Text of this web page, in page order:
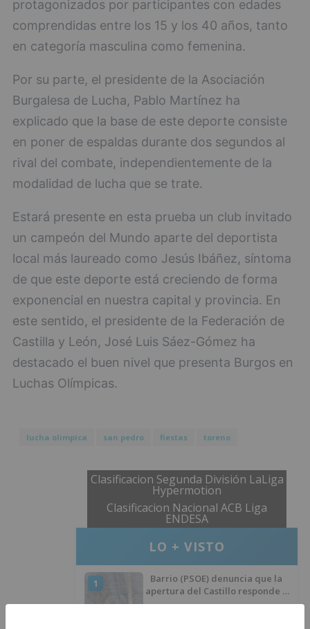
protagonizados por participantes con edades
comprendidas entre los 15 y los 40 años, tanto
en categoría masculina como femenina.
Por su parte, el presidente de la Asociación
Burgalesa de Lucha, Pablo Martínez ha
explicado que la base de este deporte consiste
en poner de espaldas durante dos segundos al
rival del combate, independientemente de la
modalidad de lucha que se trate.
Estará presente en esta prueba un club invitado
un campeón del Mundo aparte del deportista
local más laureado como Jesús Ibáñez, síntoma
de que este deporte está creciendo de forma
exponencial en nuestra capital y provincia. En
este sentido, el presidente de la Federación de
Castilla y León, José Luis Sáez-Gómez ha
destacado el buen nivel que presenta Burgos en
Luchas Olímpicas.
lucha olimpica san pedro fiestas toreno
Clasificacion Segunda División LaLiga
Hypermotion
Clasificacion Nacional ACB Liga
ENDESA
LO + VISTO
1
Barrio (PSOE) denuncia que la
apertura del Castillo responde a
“una foto” y no a la culminación